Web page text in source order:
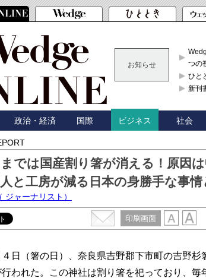
お知らせ
つの
ひと
新刊
政治・経済 国際 ビジネス 社会
では国産割り箸が消える！原因
と工房が減る日本の身勝手な事情
（ ジャーナリスト）
印刷画面
日（箸の日）、奈良県吉野郡下市町の吉野杉
われた。この神社は割り箸を祀っており、毎